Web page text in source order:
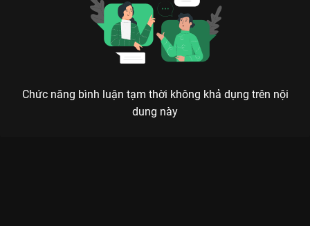
Chức năng bình luận tạm thời không khả dụng trên nội
dung này